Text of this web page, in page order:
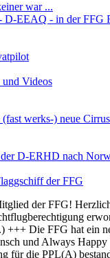
war ...
D-EEAQ - in der FFG
Videos
werks-) neue
D-ERHD nach
der FFG
der FFG! Viel Erfolg bei der Ausbildung! (02.09.) +++ Eduard und Viveik haben das BZF I bestanden! Gratulation und weiterhin Happy Landings! (29.08.) +++ Eduard hat seinen 1. Solo-Flug absolviert! Herzlichen Glückwunsch und Always Happy Landings! (28.08.) +++ Wir heißen Rico als neuen Flugschüler willkommen und wünschen eine erfolgreiche Ausbildung! (06.08.) +++ Stefan hat die Prüfung zum Class Rating Instructor bestanden! Herzlichen Glückwunsch und Always Happy Students! (29.07.) +++ Marek hat seine Prüfung für die Instrumentenflugberechtigung bestanden! Gratulation und weiterhin Happy Landings! (17.07.) +++ Sebastian und Julian haben die Prüfung zum Class Rating Instructor bestanden! Herzlichen Glückwunsch und Always Happy Students! (16.07.) +++ Christian hat seine PPL-Prüfung bestanden! Herzlichen Glückwunsch und always Happy Landings! (04.07.) +++ Marc hat die theoretische Prüfung bestanden! Herzlichen Glückwunsch und weiterhin Happy Landings! (27.06.) +++ Clemens hat seine praktische PPL-Prüfung bestanden! Herzlichen Glückwunsch und always Happy